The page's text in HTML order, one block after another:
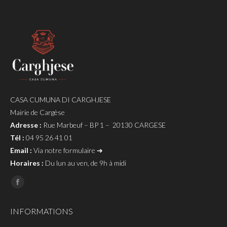
CASA CUMUNA DI CARGHJESE
Mairie de Cargèse
Adresse : Rue Marbeuf – BP 1 – 20130 CARGESE
Tél : 04 95 26 41 01
Email : Via notre formulaire ➔
Horaires : Du lun au ven, de 9h à midi
INFORMATIONS